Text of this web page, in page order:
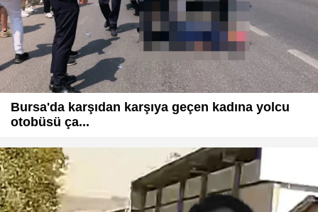
Bursa'da karşıdan karşıya geçen kadına yolcu
otobüsü ça...